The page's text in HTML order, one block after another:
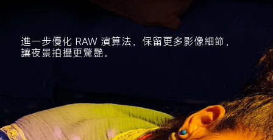
進一步優化 RAW 演算法，保留更多影像細節，
讓夜景拍攝更驚艷。